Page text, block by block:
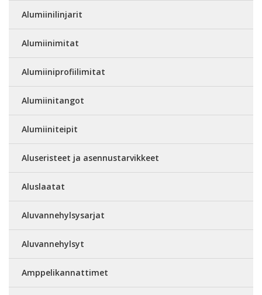
Alumiinilinjarit
Alumiinimitat
Alumiiniprofiilimitat
Alumiinitangot
Alumiiniteipit
Aluseristeet ja asennustarvikkeet
Aluslaatat
Aluvannehylsysarjat
Aluvannehylsyt
Amppelikannattimet